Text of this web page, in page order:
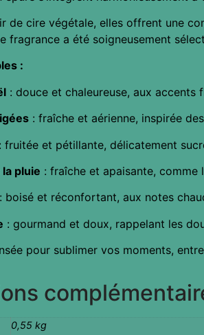
de cire végétale, elles offrent une
fragrance a été soigneusement
:
: douce et chaleureuse, aux accents
: fraîche et aérienne, inspirée
: fruitée et pétillante, délicatement
pluie : fraîche et apaisante, comme
: boisé et réconfortant, aux notes
: gourmand et doux, rappelant les
pour sublimer vos moments,
0,55 kg